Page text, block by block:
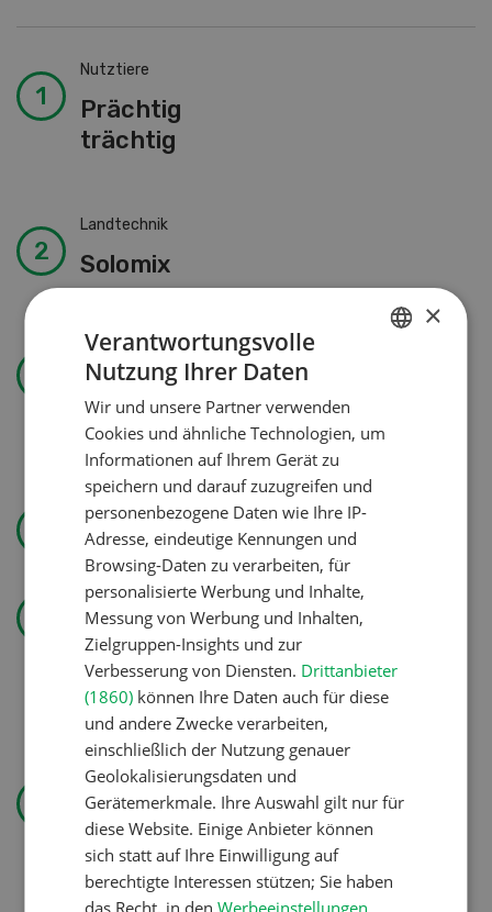
Nutztiere
Prächtig
trächtig
Landtechnik
Solomix
Betriebsführung
Kein Dauergarten ohne
Bewilligung
Wasser effizienter nutzen
Landtechnik
«Ich mag ebenso den
Pflanzenbau wie die
Tierproduktion»
Pflanzenbau
Erst das Ziel, dann die
Zwischenfrucht
×
Verantwortungsvolle
Nutzung Ihrer Daten
Wir und unsere Partner verwenden
Cookies und ähnliche Technologien, um
Informationen auf Ihrem Gerät zu
speichern und darauf zuzugreifen und
personenbezogene Daten wie Ihre IP-
Adresse, eindeutige Kennungen und
Browsing-Daten zu verarbeiten, für
personalisierte Werbung und Inhalte,
Messung von Werbung und Inhalten,
Zielgruppen-Insights und zur
Verbesserung von Diensten. Drittanbieter
(1860) können Ihre Daten auch für diese
und andere Zwecke verarbeiten,
einschließlich der Nutzung genauer
Geolokalisierungsdaten und
Gerätemerkmale. Ihre Auswahl gilt nur für
diese Website. Einige Anbieter können
sich statt auf Ihre Einwilligung auf
berechtigte Interessen stützen; Sie haben
das Recht, in denWerbeeinstellungen